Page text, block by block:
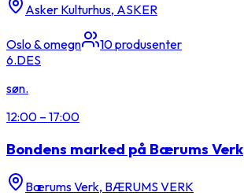
Asker Kulturhus, ASKER
Oslo & omegn 10produsenter
6.DES
søn.
12:00 – 17:00
Bondens marked på Bærums Verk
Bærums Verk, BÆRUMS VERK